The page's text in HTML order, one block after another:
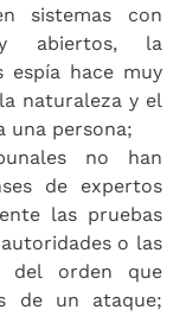
sistemas con
y abiertos, la
espía hace muy
naturaleza y el
una persona;
no han
de expertos
las pruebas
o las
del orden que
de un ataque;